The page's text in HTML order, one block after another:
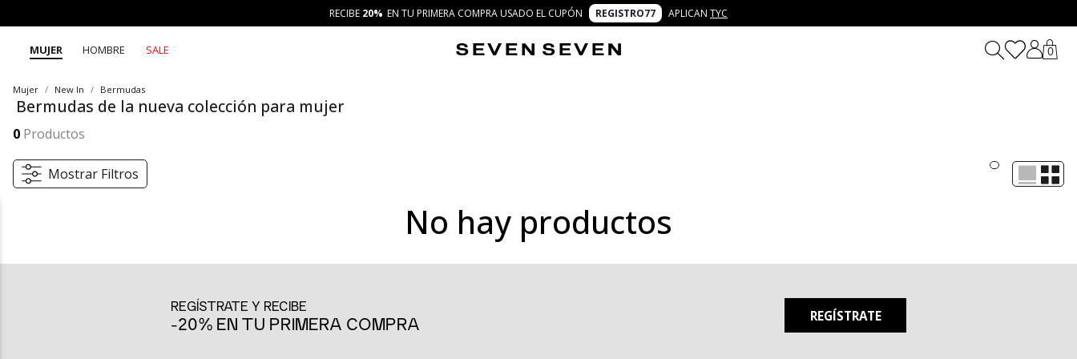
RECIBE 20% EN TU PRIMERA COMPRA USADO EL CUPÓN REGISTRO77 APLICAN TYC
MUJER HOMBRE SALE 0
Mujer New In Bermudas
Bermudas de la nueva colección para mujer
0 Productos
Mostrar Filtros
No hay productos
Las bermudas de nueva colección de Seven Seven son una invitación a vivir la moda con frescura, autenticidad y comodidad. Diseñadas para personas creativas y cool que buscan prendas dinámicas,
hasta propuestas con estampados, texturas o acabados diferenciadores que aportan un aire único a cualquier outfit. Una prenda versátil que refleja la filosofía de 7 días 7 looks, motivándote a crear
combinaciones originales que se ajustan a tu ritmo.
REGÍSTRATE Y RECIBE
-20% EN TU PRIMERA COMPRA REGÍSTRATE